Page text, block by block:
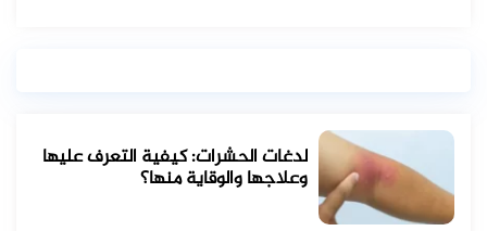
لدغات الحشرات: كيفية التعرف عليها
وعلاجها والوقاية منها؟